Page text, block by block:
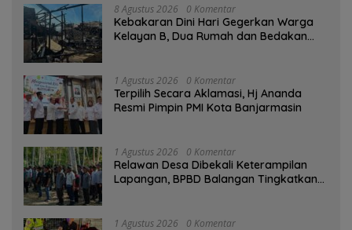
8 Agustus 2026 0 Komentar
Kebakaran Dini Hari Gegerkan Warga
Kelayan B, Dua Rumah dan Bedakan
1 Agustus 2026 0 Komentar
‎Terpilih Secara Aklamasi, Hj Ananda
Resmi Pimpin PMI Kota Banjarmasin
1 Agustus 2026 0 Komentar
Relawan Desa Dibekali Keterampilan
Lapangan, BPBD Balangan Tingkatkan
1 Agustus 2026 0 Komentar